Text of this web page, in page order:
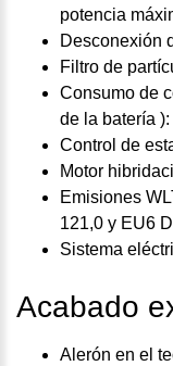
potencia
Desconexión
Filtro de
Consumo de
de la batería
Control de
Motor
Emisiones
121,0 y EU6 D
Sistema
Acabado
Alerón en el